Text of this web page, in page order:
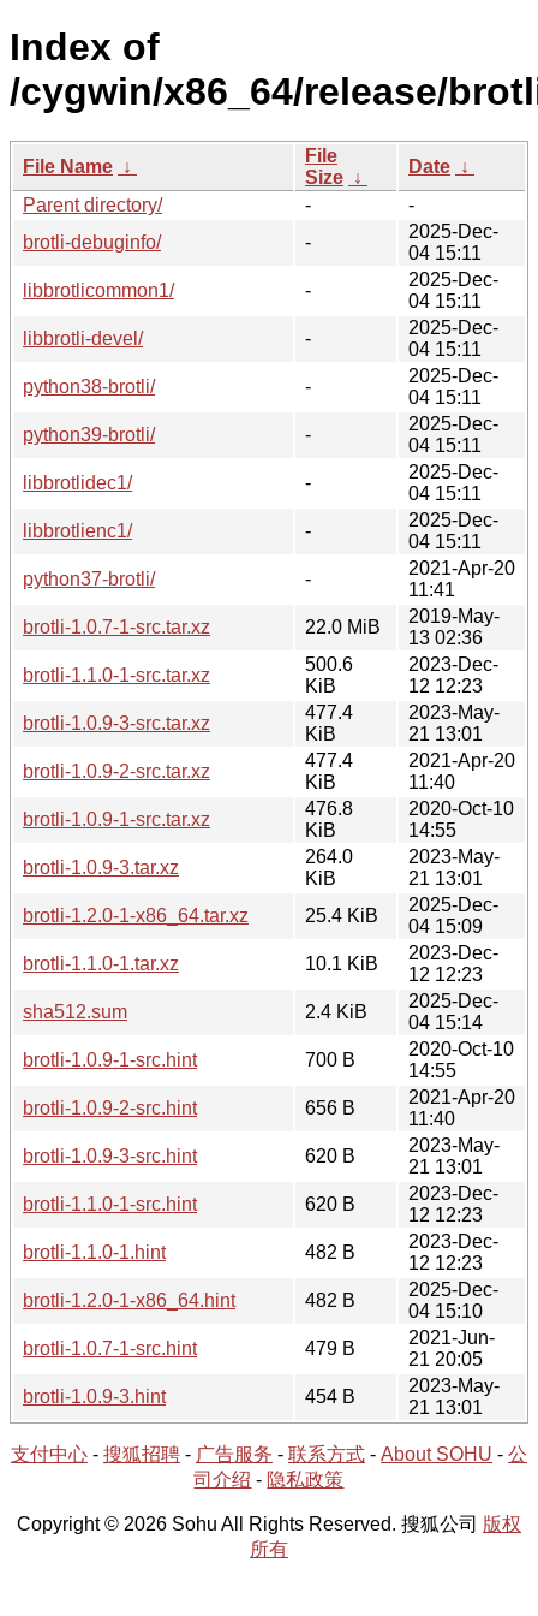
Index of
/cygwin/x86_64/release/
File Name ↓
File
Size ↓
Date ↓
Parent directory/
-
-
brotli-debuginfo/
-
2025-Dec-
04 15:11
libbrotlicommon1/
-
2025-Dec-
04 15:11
libbrotli-devel/
-
2025-Dec-
04 15:11
python38-brotli/
-
2025-Dec-
04 15:11
python39-brotli/
-
2025-Dec-
04 15:11
libbrotlidec1/
-
2025-Dec-
04 15:11
libbrotlienc1/
-
2025-Dec-
04 15:11
python37-brotli/
-
2021-Apr-20
11:41
brotli-1.0.7-1-src.tar.xz
22.0 MiB
2019-May-
13 02:36
brotli-1.1.0-1-src.tar.xz
500.6
KiB
2023-Dec-
12 12:23
brotli-1.0.9-3-src.tar.xz
477.4
KiB
2023-May-
21 13:01
brotli-1.0.9-2-src.tar.xz
477.4
KiB
2021-Apr-20
11:40
brotli-1.0.9-1-src.tar.xz
476.8
KiB
2020-Oct-10
14:55
brotli-1.0.9-3.tar.xz
264.0
KiB
2023-May-
21 13:01
brotli-1.2.0-1-x86_64.tar.xz
25.4 KiB
2025-Dec-
04 15:09
brotli-1.1.0-1.tar.xz
10.1 KiB
2023-Dec-
12 12:23
sha512.sum
2.4 KiB
2025-Dec-
04 15:14
brotli-1.0.9-1-src.hint
700 B
2020-Oct-10
14:55
brotli-1.0.9-2-src.hint
656 B
2021-Apr-20
11:40
brotli-1.0.9-3-src.hint
620 B
2023-May-
21 13:01
brotli-1.1.0-1-src.hint
620 B
2023-Dec-
12 12:23
brotli-1.1.0-1.hint
482 B
2023-Dec-
12 12:23
brotli-1.2.0-1-x86_64.hint
482 B
2025-Dec-
04 15:10
brotli-1.0.7-1-src.hint
479 B
2021-Jun-
21 20:05
brotli-1.0.9-3.hint
454 B
2023-May-
21 13:01
支付中心 - 搜狐招聘 - 广告服务 - 联系方式 - About SOHU - 公
司介绍 - 隐私政策
Copyright © 2026 Sohu All Rights Reserved. 搜狐公司 版权
所有